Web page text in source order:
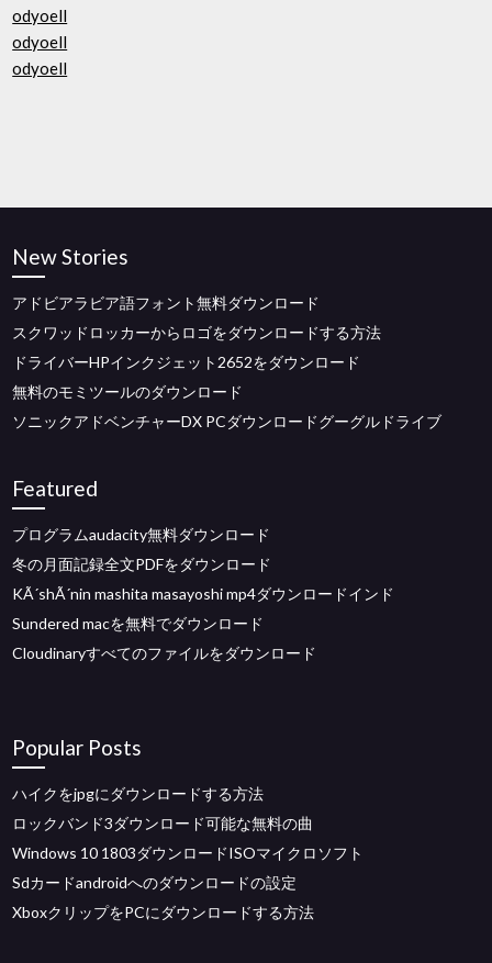
odyoell
odyoell
odyoell
New Stories
アドビアラビア語フォント無料ダウンロード
スクワッドロッカーからロゴをダウンロードする方法
ドライバーHPインクジェット2652をダウンロード
無料のモミツールのダウンロード
ソニックアドベンチャーDX PCダウンロードグーグルドライブ
Featured
プログラムaudacity無料ダウンロード
冬の月面記録全文PDFをダウンロード
KÃ´shÃ´nin mashita masayoshi mp4ダウンロードインド
Sundered macを無料でダウンロード
Cloudinaryすべてのファイルをダウンロード
Popular Posts
ハイクをjpgにダウンロードする方法
ロックバンド3ダウンロード可能な無料の曲
Windows 10 1803ダウンロードISOマイクロソフト
Sdカードandroidへのダウンロードの設定
XboxクリップをPCにダウンロードする方法